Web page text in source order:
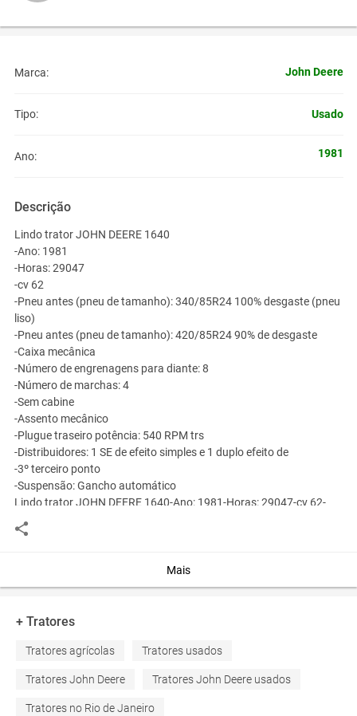
Marca: John Deere
Tipo: Usado
Ano: 1981
Descrição
Lindo trator JOHN DEERE 1640
-Ano: 1981
-Horas: 29047
-cv 62
-Pneu antes (pneu de tamanho): 340/85R24 100% desgaste (pneu
liso)
-Pneu antes (pneu de tamanho): 420/85R24 90% de desgaste
-Caixa mecânica
-Número de engrenagens para diante: 8
-Número de marchas: 4
-Sem cabine
-Assento mecânico
-Plugue traseiro potência: 540 RPM trs
-Distribuidores: 1 SE de efeito simples e 1 duplo efeito de
-3º terceiro ponto
-Suspensão: Gancho automático
Lindo trator JOHN DEERE 1640-Ano: 1981-Horas: 29047-cv 62-
Pneu antes (pneu de tamanho): 340/85R24 100% desgaste (pneu
liso)-Pneu antes (pneu de tamanho): 420/85R24 90% de desgaste-
de marchas: 4-Sem cabine-Assento mecânico-Plugue traseiro
potência: 540 RPM trs-Distribuidores: 1 SE de efeito simples e 1
este anúncio é contra a política de Agroads?Informar aqui
Mais
+ Tratores
Tratores agrícolas Tratores usados
Tratores John Deere Tratores John Deere usados
Tratores no Rio de Janeiro